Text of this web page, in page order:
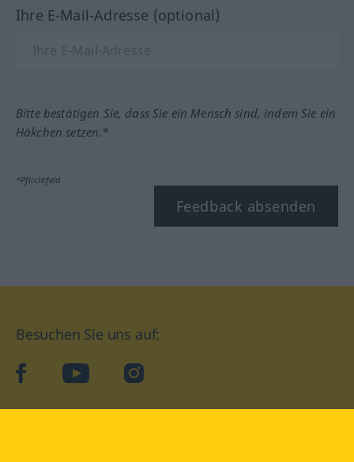
Ihre E-Mail-Adresse (optional)
Bitte bestätigen Sie, dass Sie ein Mensch sind, indem Sie ein
Häkchen setzen.*
*Pflichtfeld
Feedback absenden
Besuchen Sie uns auf:
facebookYouTube Instagram